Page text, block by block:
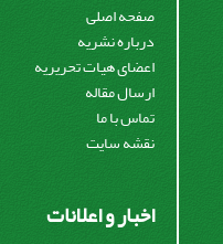
صفحه اصلی
درباره نشریه
اعضای هیات تحریریه
ارسال مقاله
تماس با ما
نقشه سایت
اخبار و اعلانات